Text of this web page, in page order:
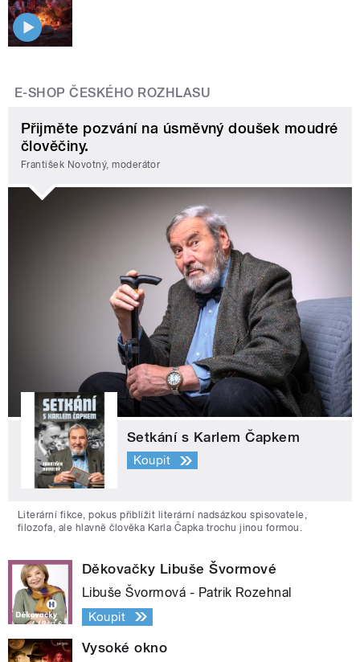
E-SHOP ČESKÉHO ROZHLASU
Přijměte pozvání na úsměvný doušek moudré
člověčiny.
František Novotný, moderátor
Setkání s Karlem Čapkem
Koupit
Literární fikce, pokus přiblížit literární nadsázkou spisovatele,
filozofa, ale hlavně člověka Karla Čapka trochu jinou formou.
Děkovačky Libuše Švormové
Libuše Švormová - Patrik Rozehnal
Koupit
Vysoké okno